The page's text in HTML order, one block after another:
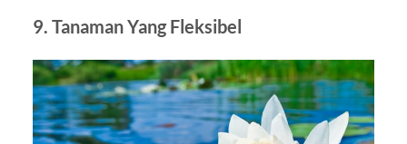
9. Tanaman Yang Fleksibel